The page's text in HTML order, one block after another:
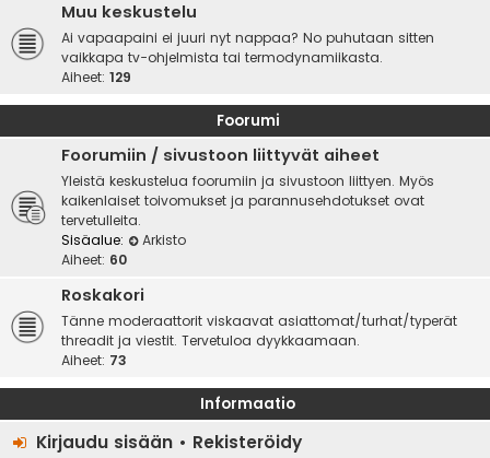
Muu keskustelu
Ai vapaapaini ei juuri nyt nappaa? No puhutaan sitten
vaikkapa tv-ohjelmista tai termodynamiikasta.
Aiheet: 129
Foorumi
Foorumiin / sivustoon liittyvät aiheet
Yleistä keskustelua foorumiin ja sivustoon liittyen. Myös
kaikenlaiset toivomukset ja parannusehdotukset ovat
tervetulleita.
Sisäalue:
Arkisto
Aiheet: 60
Roskakori
Tänne moderaattorit viskaavat asiattomat/turhat/typerät
threadit ja viestit. Tervetuloa dyykkaamaan.
Aiheet: 73
Informaatio
Kirjaudu sisään • Rekisteröidy